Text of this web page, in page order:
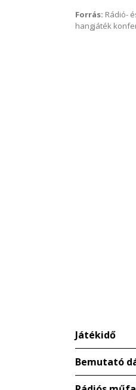
Forrás: Rádió-
hangjáték
Játékidő
Bemutató